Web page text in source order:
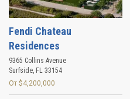
Fendi Chateau
Residences
9365 Collins Avenue
Surfside, FL 33154
От $4,200,000